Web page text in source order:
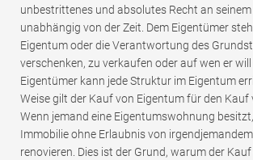
unbestrittenes und absolutes Recht an
unabhängig von der Zeit. Dem Eigentümer
Eigentum oder die Verantwortung des
verschenken, zu verkaufen oder auf wen er
Eigentümer kann jede Struktur im Eigentum
Weise gilt der Kauf von Eigentum für den Kauf
Wenn jemand eine Eigentumswohnung
Immobilie ohne Erlaubnis von
renovieren. Dies ist der Grund, warum der